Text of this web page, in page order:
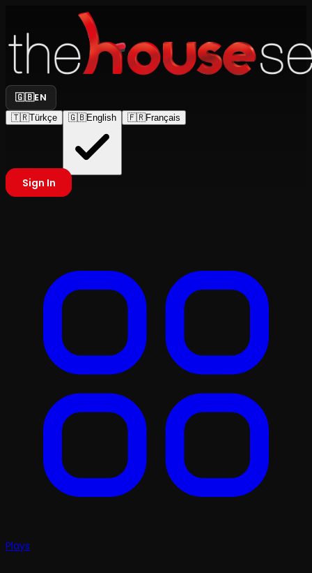
🇬🇧EN
🇹🇷Türkçe 🇬🇧English 🇫🇷Français
Sign In
Plays